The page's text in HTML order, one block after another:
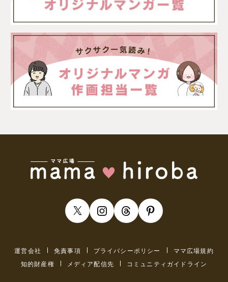
運営会社 免責事項 プライバシーポリシー
ママ広場規約
知的財産権
メディア配信先 コミュニティガイドライン